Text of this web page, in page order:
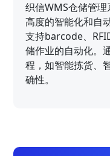
织信WMS仓储管
高度的智能化和自
支持barcode、
储作业的自动化。
程，如智能拣货、
确性。